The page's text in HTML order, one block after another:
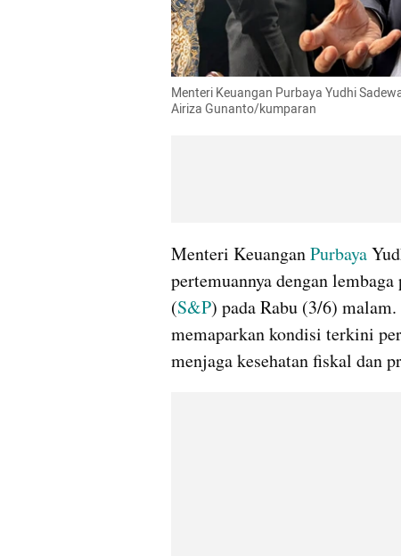
Menteri Keuangan Purbaya Yudhi
Airiza Gunanto/kumparan
Menteri Keuangan Purbaya
pertemuannya dengan
(S&P) pada Rabu (3/6)
memaparkan kondisi terkini
menjaga kesehatan fiskal dan